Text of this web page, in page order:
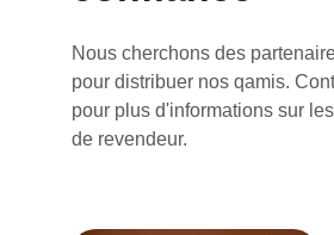
Nous cherchons des
pour distribuer nos qamis.
pour plus d'informations sur
de revendeur.